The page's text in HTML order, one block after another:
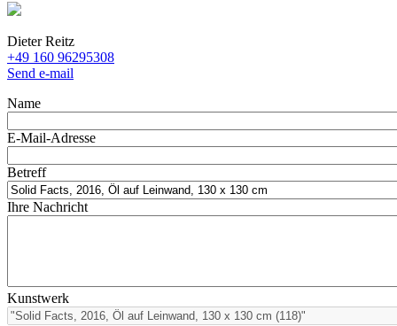
Dieter Reitz
+49 160 96295308
Send e-mail
Name
E-Mail-Adresse
Betreff
Ihre Nachricht
Kunstwerk